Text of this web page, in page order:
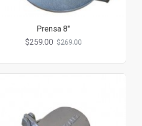
Prensa 8"
$259.00 $269.00